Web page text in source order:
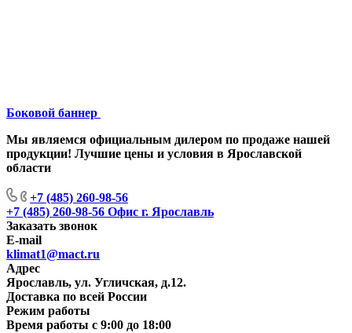
Боковой баннер
Мы являемся официальным дилером по продаже нашей
продукции! Лучшие цены и условия в Ярославской
области
+7 (485) 260-98-56
+7 (485) 260-98-56 Офис г. Ярославль
Заказать звонок
E-mail
klimat1@mact.ru
Адрес
Ярославль, ул. Угличская, д.12.
Доставка по всей России
Режим работы
Время работы с 9:00 до 18:00